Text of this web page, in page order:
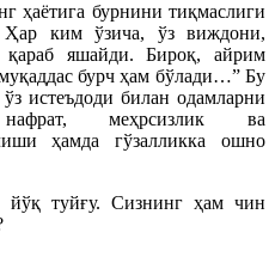
ҳаётига бурнини тиқмаслиги
Ҳар ким ўзича, ўз виждони,
яшайди. Бироқ, айрим
бурч ҳам бўлади…” Бу
истеъдоди билан одамларни
меҳрсизлик ва
ҳамда гўзалликка ошно
туйғу. Сизнинг ҳам чин